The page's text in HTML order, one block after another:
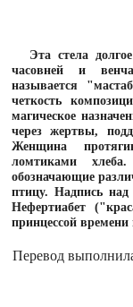
Эта стела
часовней и
называется
четкость
магическое
через жертвы,
Женщина
ломтиками
обозначающие
птицу. Надпись
Нефертиабет
принцессой
Перевод